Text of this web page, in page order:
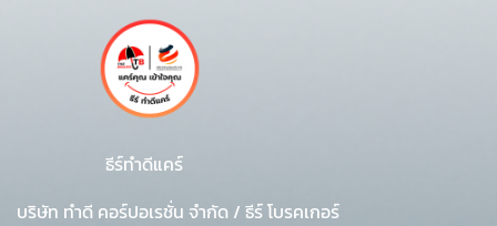
ธีร์ทำดีแคร์
บริษัท ทำดี คอร์ปอเรชั่น จำกัด / ธีร์ โบรคเกอร์